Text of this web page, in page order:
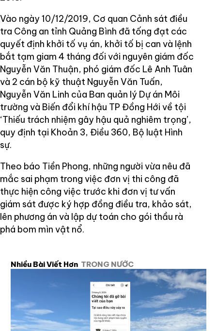
Vào ngày 10/12/2019, Cơ quan Cảnh sát điều
tra Công an tỉnh Quảng Bình đã tống đạt các
quyết định khởi tố vụ án, khởi tố bị can và lệnh
bắt tạm giam 4 tháng đối với nguyên giám đốc
Nguyễn Văn Thuận, phó giám đốc Lê Anh Tuân
và 2 cán bộ kỹ thuật Nguyễn Văn Tuấn,
Nguyễn Văn Linh của Ban quản lý Dự án Môi
trường và Biến đổi khí hậu TP Đồng Hới về tội
‘Thiếu trách nhiệm gây hậu quả nghiêm trọng’,
quy định tại Khoản 3, Điều 360, Bộ luật Hình
sự.
Theo báo Tiền Phong, những người vừa nêu đã
mắc sai phạm trong việc đơn vị thi công đã
thực hiện công việc trước khi đơn vị tư vấn
giám sát được ký hợp đồng điều tra, khảo sát,
lên phương án và lập dự toán cho gói thầu rà
phá bom mìn vật nổ.
Nhiều Bài Viết Hơn TRONG NƯỚC